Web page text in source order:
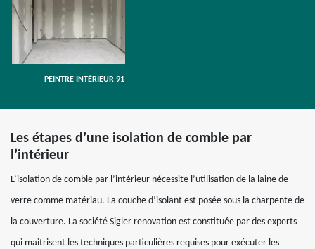
PEINTRE INTÉRIEUR 91
Les étapes d’une isolation de comble par
l’intérieur
L’isolation de comble par l’intérieur nécessite l’utilisation de la laine de
verre comme matériau. La couche d’isolant est posée sous la charpente de
la couverture. La société Sigler renovation est constituée par des experts
qui maitrisent les techniques particulières requises pour exécuter les